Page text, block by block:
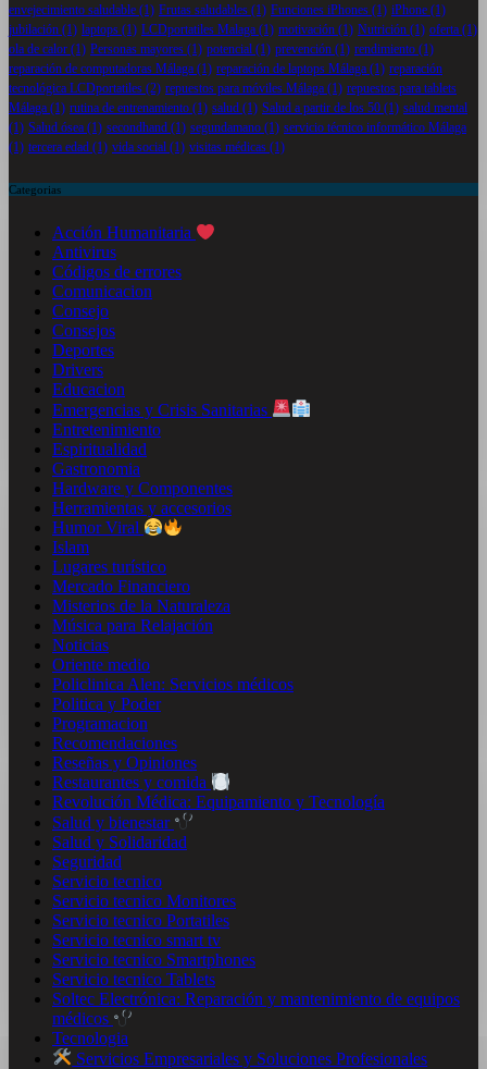
envejecimiento saludable (1) Frutas saludables (1) Funciones iPhones (1) iPhone (1)
jubilación (1) laptops (1) LCDportatiles Malaga (1) motivación (1) Nutrición (1) oferta (1)
ola de calor (1) Personas mayores (1) potencial (1) prevención (1) rendimiento (1)
reparación de computadoras Málaga (1) reparación de laptops Málaga (1) reparación
tecnológica LCDportatiles (2) repuestos para móviles Málaga (1) repuestos para tablets
Málaga (1) rutina de entrenamiento (1) salud (1) Salud a partir de los 50 (1) salud mental
(1) Salud ósea (1) secondhand (1) segundamano (1) servicio técnico informático Málaga
(1) tercera edad (1) vida social (1) visitas médicas (1)
Categorias
Acción Humanitaria
Antivirus
Códigos de errores
Comunicacion
Consejo
Consejos
Deportes
Drivers
Educacion
Emergencias y Crisis Sanitarias
Entretenimiento
Espiritualidad
Gastronomia
Hardware y Componentes
Herramientas y accesorios
Humor Viral
Islam
Lugares turístico
Mercado Financiero
Misterios de la Naturaleza
Música para Relajación
Noticias
Oriente medio
Policlinica Alen: Servicios médicos
Politica y Poder
Programacion
Recomendaciones
Reseñas y Opiniones
Restaurantes y comida
Revolución Médica: Equipamiento y Tecnología
Salud y bienestar
Salud y Solidaridad
Seguridad
Servicio tecnico
Servicio tecnico Monitores
Servicio tecnico Portatiles
Servicio tecnico smart tv
Servicio tecnico Smartphones
Servicio tecnico Tablets
Soltec Electrónica: Reparación y mantenimiento de equipos
médicos
Tecnologia
Servicios Empresariales y Soluciones Profesionales